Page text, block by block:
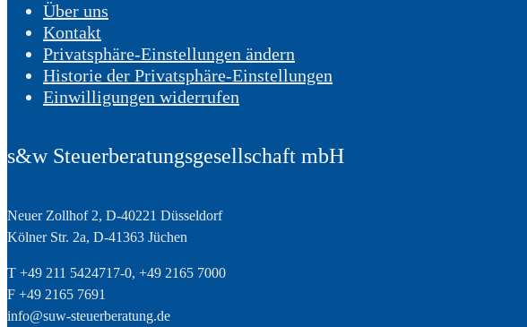
Über uns
Kontakt
Privatsphäre-Einstellungen ändern
Historie der Privatsphäre-Einstellungen
Einwilligungen widerrufen
s&w Steuerberatungsgesellschaft mbH
Neuer Zollhof 2, D-40221 Düsseldorf
Kölner Str. 2a, D-41363 Jüchen
T +49 211 5424717-0, +49 2165 7000
F +49 2165 7691
info@suw-steuerberatung.de